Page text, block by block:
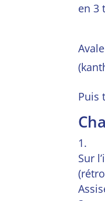
en 3
Puis
Sur